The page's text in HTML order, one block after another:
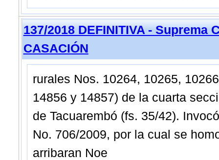
137/2018 DEFINITIVA - Suprema
CASACIÓN
rurales Nos. 10264, 10265,
14856 y 14857) de la cuarta
de Tacuarembó (fs. 35/42).
No. 706/2009, por la cual se
arribaran Noe